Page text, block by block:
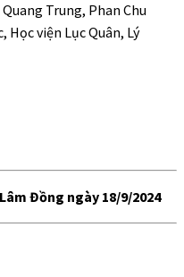
Trung, Phan Chu
Học viện Lục Quân, Lý
Đồng ngày 18/9/2024